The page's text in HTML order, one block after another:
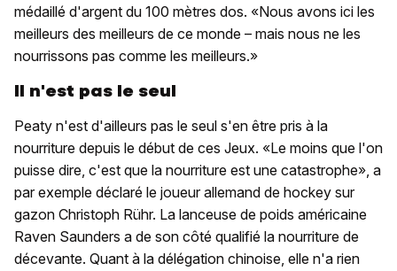
médaillé d'argent du 100 mètres dos. «Nous avons ici les
meilleurs des meilleurs de ce monde – mais nous ne les
nourrissons pas comme les meilleurs.»
Il n'est pas le seul
Peaty n'est d'ailleurs pas le seul s'en être pris à la
nourriture depuis le début de ces Jeux. «Le moins que l'on
puisse dire, c'est que la nourriture est une catastrophe», a
par exemple déclaré le joueur allemand de hockey sur
gazon Christoph Rühr. La lanceuse de poids américaine
Raven Saunders a de son côté qualifié la nourriture de
décevante. Quant à la délégation chinoise, elle n'a rien